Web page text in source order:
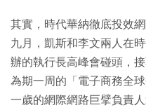
其實，時代華納徹底投效
九月，凱斯和李文兩人在
辦的執行長高峰會碰頭，
為期一周的「電子商務全
一歲的網際網路巨擘負責